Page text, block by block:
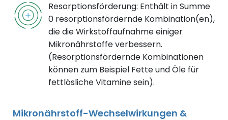
Resorptionsförderung: Enthält in Summe
0 resorptionsfördernde Kombination(en),
die die Wirkstoffaufnahme einiger
Mikronährstoffe verbessern.
(Resorptionsfördernde Kombinationen
können zum Beispiel Fette und Öle für
fettlösliche Vitamine sein).
Mikronährstoff-Wechselwirkungen &